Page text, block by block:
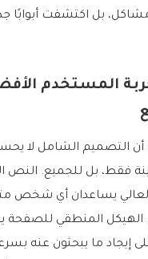
بل اكتشفت أبوابًا
المستخدم
التصميم الشامل لا
فقط، بل للجميع. النص
العالي يساعدان أي شخص
الهيكل المنطقي للصفحة
إيجاد ما يبحثون عنه